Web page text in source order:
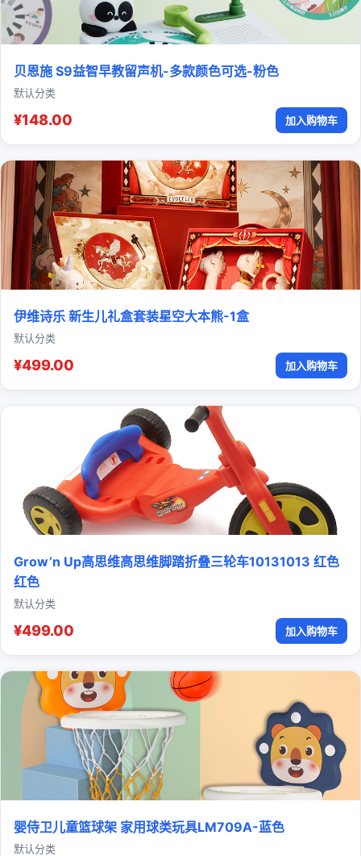
贝恩施 S9益智早教留声机-多款颜色可选-粉色
默认分类
¥148.00 加入购物车
伊维诗乐 新生儿礼盒套装星空大本熊-1盒
默认分类
¥499.00 加入购物车
Grow’n Up高思维高思维脚踏折叠三轮车10131013 红色
红色
默认分类
¥499.00 加入购物车
婴侍卫儿童篮球架 家用球类玩具LM709A-蓝色
默认分类